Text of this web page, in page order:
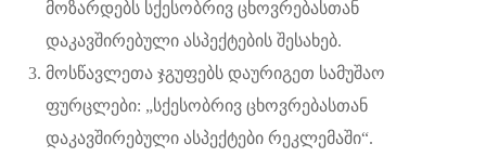
მოზარდებს სქესობრივ ცხოვრებასთან
დაკავშირებული ასპექტების შესახებ.
მოსწავლეთა ჯგუფებს დაურიგეთ სამუშაო
ფურცლები: „სქესობრივ ცხოვრებასთან
დაკავშირებული ასპექტები რეკლემაში“.